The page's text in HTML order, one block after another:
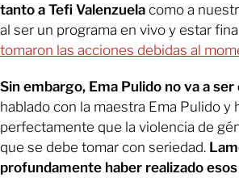
tanto a Tefi Valenzuela como a
al ser un programa en vivo y estar
tomaron las acciones debidas al
Sin embargo, Ema Pulido no va a ser
hablado con la maestra Ema Pulido y
perfectamente que la violencia de
que se debe tomar con seriedad.
profundamente haber realizado